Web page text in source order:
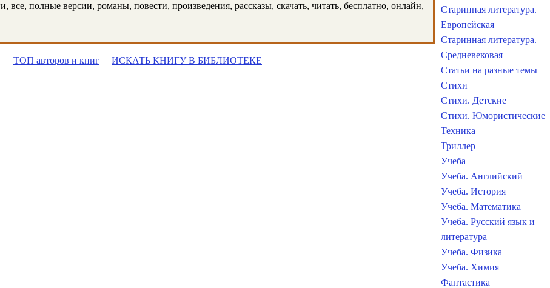
полные версии, романы, повести, произведения, рассказы, скачать, читать, бесплатно, онлайн,
ТОП авторов и книг ИСКАТЬ КНИГУ В БИБЛИОТЕКЕ
Старинная литература.
Европейская
Старинная литература.
Средневековая
Статьи на разные темы
Стихи
Стихи. Детские
Стихи. Юмористические
Техника
Триллер
Учеба
Учеба. Английский
Учеба. История
Учеба. Математика
Учеба. Русский язык и
литература
Учеба. Физика
Учеба. Химия
Фантастика